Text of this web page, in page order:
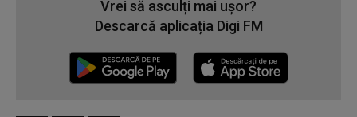
Vrei să asculți mai ușor?
Descarcă aplicația Digi FM